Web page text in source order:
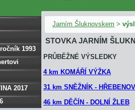
Jarním Šluknovskem >
STOVKA JARNÍM
PRŮBĚŽNÉ VÝSLEDKY
4 km KOMÁŘÍ VÝŽKA
31 km SNĚŽNÍK -
46 km DĚČÍN - DOLNÍ ŽLEB
1993
2017